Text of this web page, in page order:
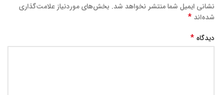
نشانی ایمیل شما منتشر نخواهد شد. بخش‌های موردنیاز علامت‌گذاری
شده‌اند *
دیدگاه *